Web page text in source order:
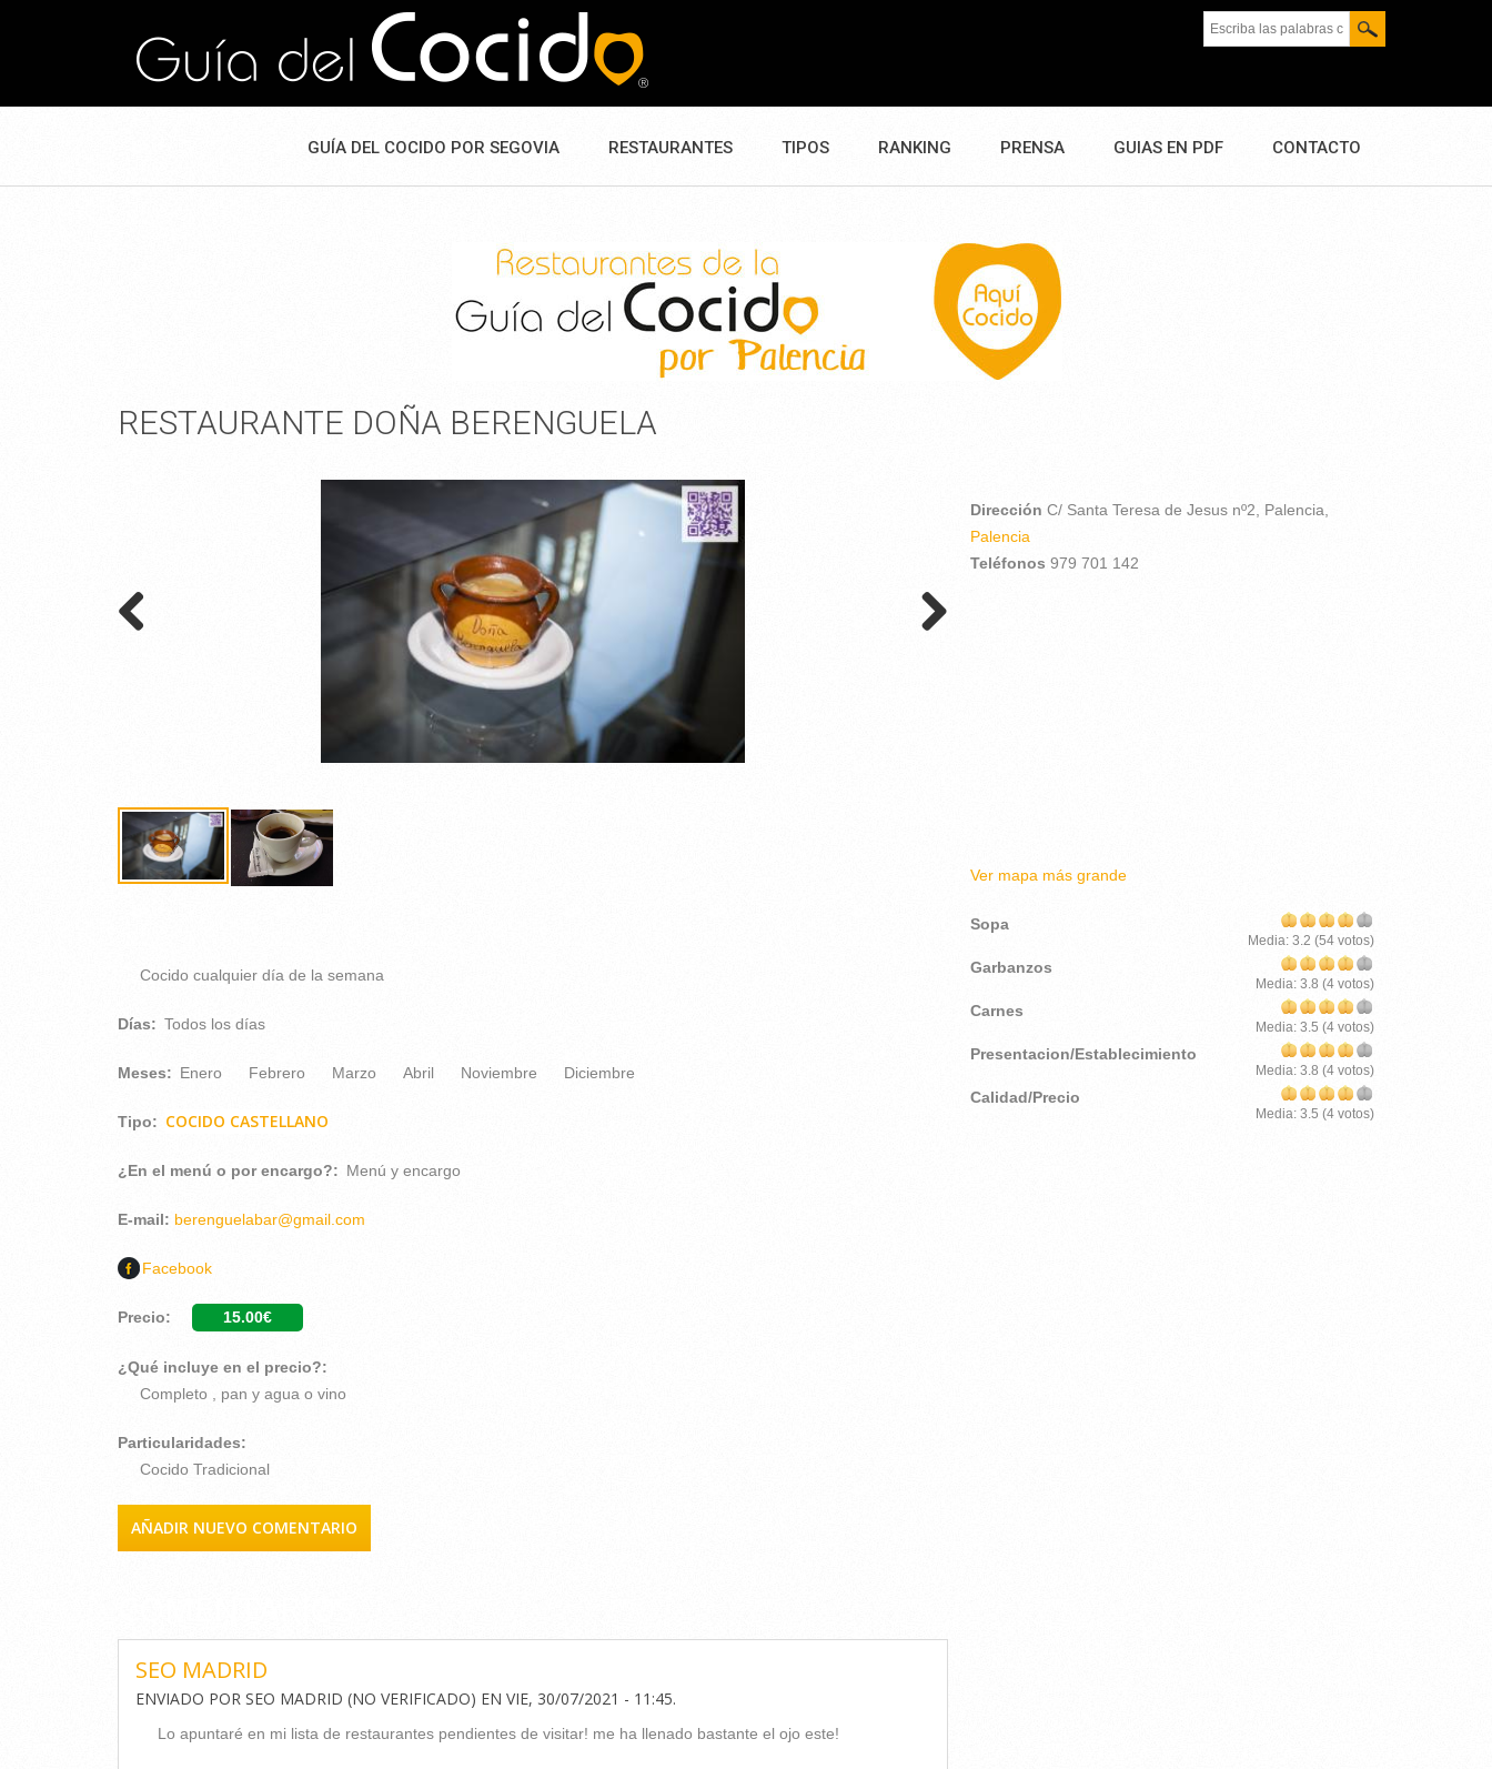
Escriba las palabras clave.
GUÍA DEL COCIDO POR SEGOVIA RESTAURANTES TIPOS RANKING PRENSA GUIAS EN PDF CONTACTO
RESTAURANTE DOÑA BERENGUELA
Dirección C/ Santa Teresa de Jesus nº2, Palencia,
Palencia
Teléfonos 979 701 142
Ver mapa más grande
Sopa
Media: 3.2 (54 votos)
Garbanzos
Media: 3.8 (4 votos)
Carnes
Media: 3.5 (4 votos)
Presentacion/Establecimiento
Media: 3.8 (4 votos)
Calidad/Precio
Media: 3.5 (4 votos)
Cocido cualquier día de la semana
Días: Todos los días
Meses: Enero Febrero Marzo Abril Noviembre Diciembre
Tipo: COCIDO CASTELLANO
¿En el menú o por encargo?: Menú y encargo
E-mail: berenguelabar@gmail.com
Facebook
Precio: 15.00€
¿Qué incluye en el precio?:
Completo , pan y agua o vino
Particularidades:
Cocido Tradicional
AÑADIR NUEVO COMENTARIO
SEO MADRID
ENVIADO POR SEO MADRID (NO VERIFICADO) EN VIE, 30/07/2021 - 11:45.
Lo apuntaré en mi lista de restaurantes pendientes de visitar! me ha llenado bastante el ojo este!